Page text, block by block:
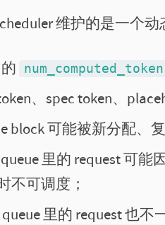
维护的是一个动
、spec token、
block 可能被新分配、
里的 request 可能
不可调度；
里的 request 也不